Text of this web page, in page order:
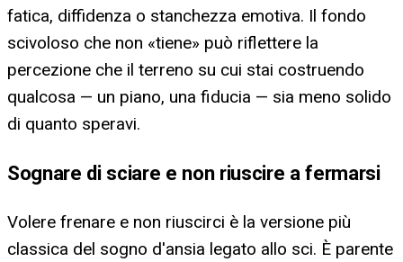
fatica, diffidenza o stanchezza emotiva. Il fondo
scivoloso che non «tiene» può riflettere la
percezione che il terreno su cui stai costruendo
qualcosa — un piano, una fiducia — sia meno solido
di quanto speravi.
Sognare di sciare e non riuscire a fermarsi
Volere frenare e non riuscirci è la versione più
classica del sogno d'ansia legato allo sci. È parente